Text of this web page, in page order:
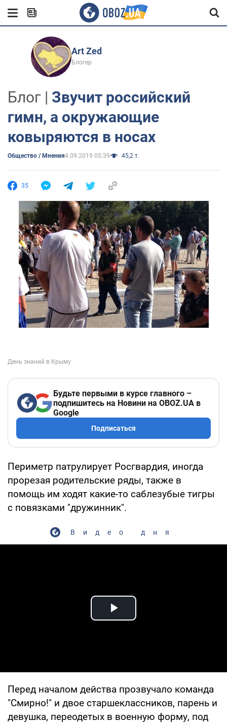
Art Zed
Блогер
Блог | Звучит российский
гимн, а окружающие
ковыряются в носах
Общество / Мнения4.09.2019 05:39 45,2 т.
35
Будьте первыми в курсе главного –
подпишитесь на Новини на OBOZ.UA в
Google
Подписаться
Периметр патрулирует Росгвардия, иногда
прорезая родительские ряды, также в
помощь им ходят какие-то саблезубые тигры
с повязками "дружинник".
Видео дня
Play Video
Перед началом действа прозвучало команда
"Смирно!" и двое старшеклассников, парень и
девушка, переодетых в военную форму, под